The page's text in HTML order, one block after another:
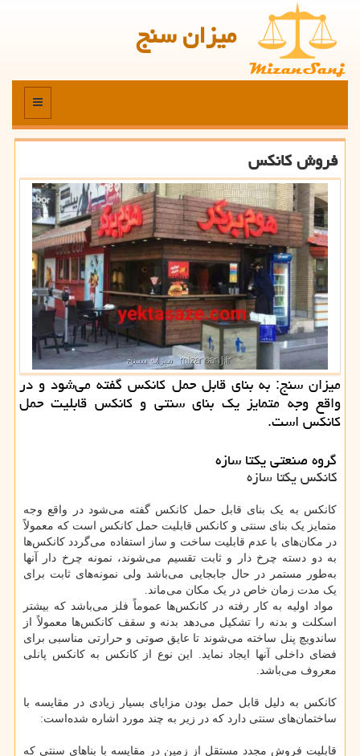
میزان سنج
منو
فروش كانكس
میزان سنج: به بنای قابل حمل كانكس گفته می‌شود و در
واقع وجه متمایز یك بنای سنتی و كانكس قابلیت حمل
كانكس است.
گروه صنعتی یکتا سازه
کانکس یکتا سازه
کانکس به یک بنای قابل حمل کانکس گفته می‌شود در واقع وجه
متمایز یک بنای سنتی و کانکس قابلیت حمل کانکس است که معمولاً
در مکان‌های با عدم قابلیت ساخت و ساز استفاده می‌گردد کانکس‌ها
به دو دسته چرخ دار و ثابت تقسیم می‌شوند، نمونه چرخ دار آنها
به‌طور مستمر در حال جابجایی می‌باشد ولی نمونه‌های ثابت برای
یک مدت زمان خاص در یک مکان می‌ماند.
مواد اولیه به کار رفته در کانکس‌ها عموماً فلز می‌باشد که بیشتر
اسکلت و بدنه را تشکیل می‌دهد بدنه و سقف کانکس‌ها معمولاً از
ساندویچ پنل ساخته می‌شوند تا عایق صوتی و حرارتی مناسبی برای
فضای داخلی آنها ایجاد نماید. این نوع از کانکس به کانکس پانلی
معروف می‌باشد.
کانکس به دلیل قابل حمل بودن مزایای بسیار زیادی در مقایسه با
ساختمان‌های سنتی دارد که در زیر به چند مورد اشاره شده‌است:
قابلیت فروش مجدد مستقل از زمین در مقایسه با بناهای سنتی که